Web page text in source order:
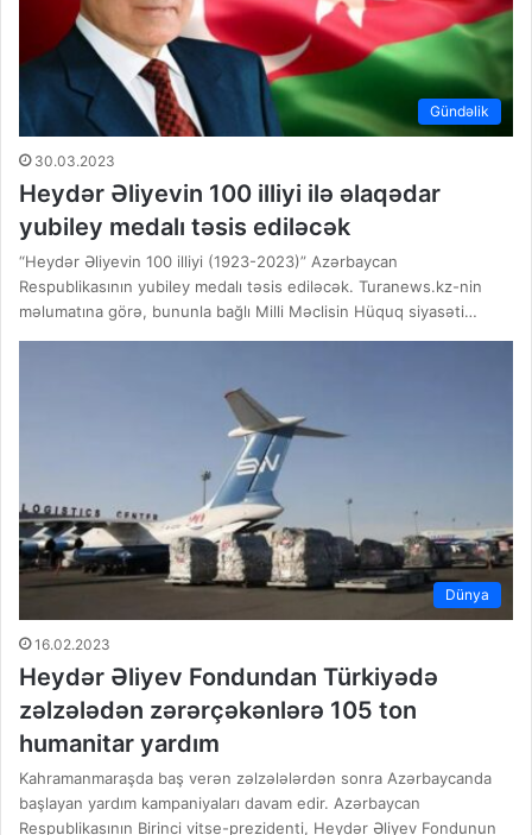
Gündəlik
30.03.2023
Heydər Əliyevin 100 illiyi ilə əlaqədar
yubiley medalı təsis ediləcək
“Heydər Əliyevin 100 illiyi (1923-2023)” Azərbaycan
Respublikasının yubiley medalı təsis ediləcək. Turanews.kz-nin
məlumatına görə, bununla bağlı Milli Məclisin Hüquq siyasəti…
Dünya
16.02.2023
Heydər Əliyev Fondundan Türkiyədə
zəlzələdən zərərçəkənlərə 105 ton
humanitar yardım
Kahramanmaraşda baş verən zəlzələlərdən sonra Azərbaycanda
başlayan yardım kampaniyaları davam edir. Azərbaycan
Respublikasının Birinci vitse-prezidenti, Heydər Əliyev Fondunun